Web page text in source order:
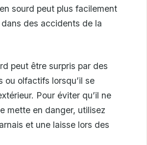
sourd peut plus facilement
des accidents de la
peut être surpris par des
ou olfactifs lorsqu’il se
Pour éviter qu’il ne
mette en danger, utilisez
et une laisse lors des